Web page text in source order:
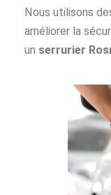
Nous utilisons
améliorer la
un serrurier